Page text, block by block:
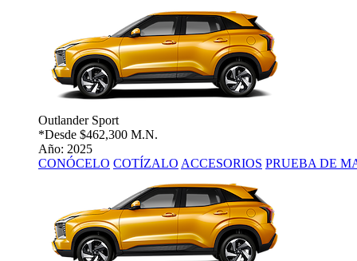
Outlander Sport
*Desde $462,300 M.N.
Año: 2025
CONÓCELO COTÍZALO ACCESORIOS PRUEBA DE